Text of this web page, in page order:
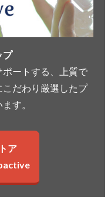
プ
ートする、上質で
だわり厳選したプ
す。
ア